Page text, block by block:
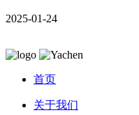
2025-01-24
首页
关于我们